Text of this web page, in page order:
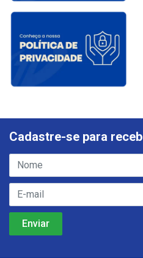
Cadastre-se para